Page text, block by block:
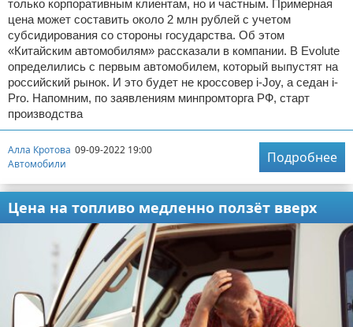
только корпоративным клиентам, но и частным. Примерная
цена может составить около 2 млн рублей с учетом
субсидирования со стороны государства. Об этом
«Китайским автомобилям» рассказали в компании. В Evolute
определились с первым автомобилем, который выпустят на
российский рынок. И это будет не кроссовер i-Joy, а седан i-
Pro. Напомним, по заявлениям минпромторга РФ, старт
производства
Алла Кротова 09-09-2022 19:00
Автомобили
Подробнее
Цена на топливо медленно ползёт вверх